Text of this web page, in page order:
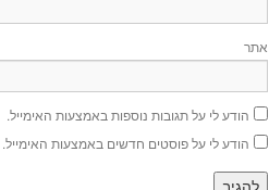
אתר
הודע לי על תגובות נוספות באמצעות האימייל.
הודע לי על פוסטים חדשים באמצעות האימייל.